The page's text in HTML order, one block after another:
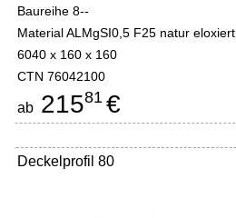
Baureihe 8--
Material ALMgSI0,5 F25 natur eloxiert
6040 x 160 x 160
CTN 76042100
ab 21581 €
Deckelprofil 80